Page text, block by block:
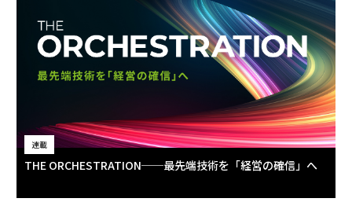
連載
THE ORCHESTRATION──最先端技術を「経営の確信」へ